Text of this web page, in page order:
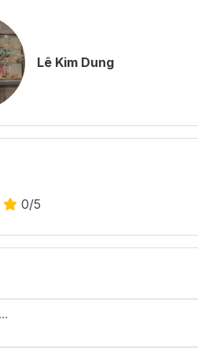
Lê Kim Dung
0/5